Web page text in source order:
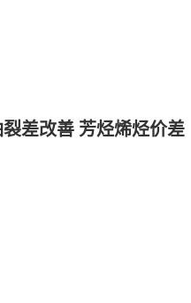
差改善 芳烃烯烃价差